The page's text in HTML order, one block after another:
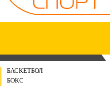
БАСКЕТБОЛ
БОКС